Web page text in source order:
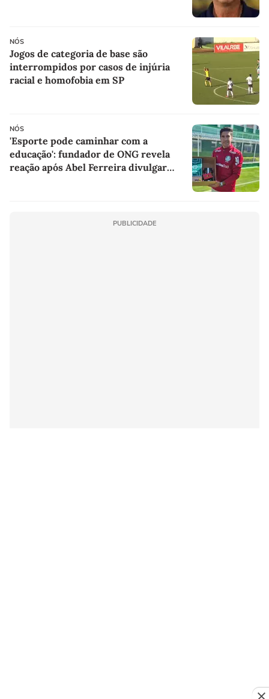
NÓS
Jogos de categoria de base são
interrompidos por casos de injúria
racial e homofobia em SP
NÓS
'Esporte pode caminhar com a
educação': fundador de ONG revela
reação após Abel Ferreira divulgar
PUBLICIDADE